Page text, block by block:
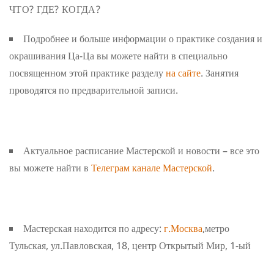
ЧТО? ГДЕ? КОГДА?
Подробнее и больше информации о практике создания и
окрашивания Ца-Ца вы можете найти в специально
посвященном этой практике разделуна сайте. Занятия
проводятся по предварительной записи.
Актуальное расписание Мастерской и новости – все это
вы можете найти в Телеграм канале Мастерской.
Мастерская находится по адресу: г.Москва,метро
Тульская, ул.Павловская, 18, центр Открытый Мир, 1-ый